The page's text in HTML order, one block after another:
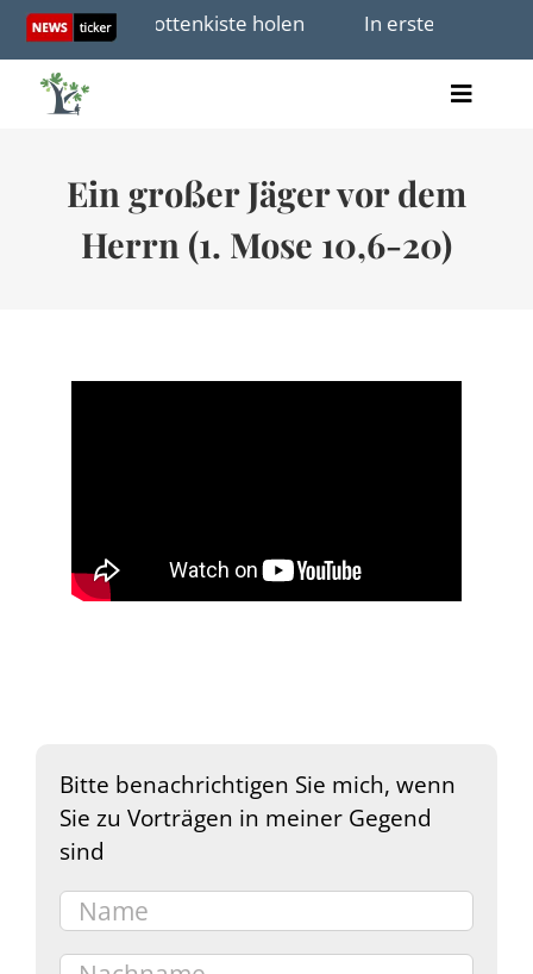
Skip
content
aus der Mottenkiste holen In ersten
Toggle
Audio
Bücher
Termine
Ein großer Jäger vor dem
Herrn (1. Mose 10,6-20)
Bitte benachrichtigen Sie mich, wenn
Sie zu Vorträgen in meiner Gegend
sind